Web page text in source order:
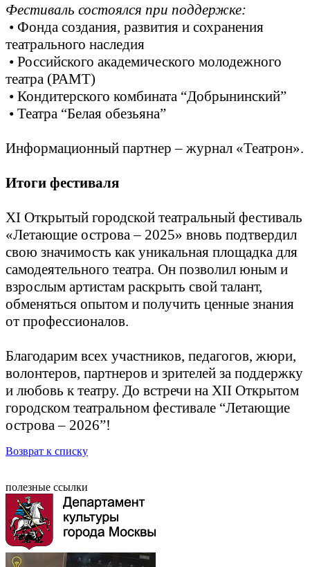
Фестиваль состоялся при поддержке:
• Фонда создания, развития и сохранения
театрального наследия
• Российского академического молодежного
театра (РАМТ)
• Кондитерского комбината “Добрынинский”
• Театра “Белая обезьяна”
Информационный партнер – журнал «Театрон».
Итоги фестиваля
XI Открытый городской театральный фестиваль
«Летающие острова – 2025» вновь подтвердил
свою значимость как уникальная площадка для
самодеятельного театра. Он позволил юным и
взрослым артистам раскрыть свой талант,
обменяться опытом и получить ценные знания
от профессионалов.
Благодарим всех участников, педагогов, жюри,
волонтеров, партнеров и зрителей за поддержку
и любовь к театру. До встречи на XII Открытом
городском театральном фестивале “Летающие
острова – 2026”!
Возврат к списку
полезные ссылки